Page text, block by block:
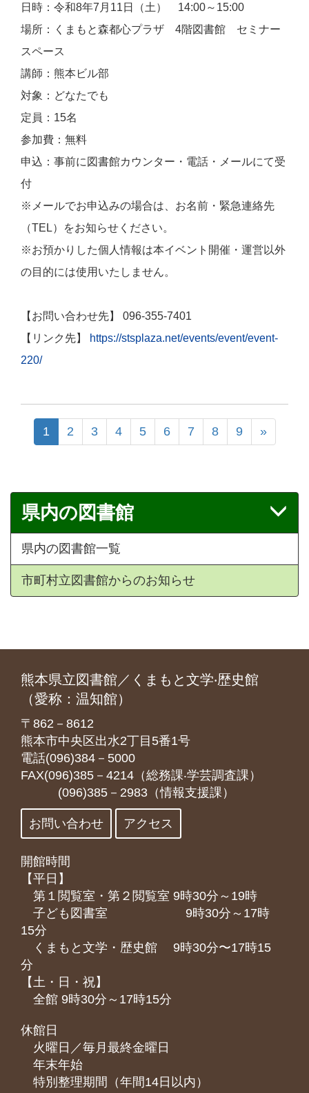
日時：令和8年7月11日（土） 14:00～15:00
場所：くまもと森都心プラザ 4階図書館 セミナー
スペース
講師：熊本ビル部
対象：どなたでも
定員：15名
参加費：無料
申込：事前に図書館カウンター・電話・メールにて受
付
※メールでお申込みの場合は、お名前・緊急連絡先
（TEL）をお知らせください。
※お預かりした個人情報は本イベント開催・運営以外
の目的には使用いたしません。
【お問い合わせ先】 096-355-7401
【リンク先】
https://stsplaza.net/events/event/event-
220/
1 2 3 4 5 6 7 8 9 »
県内の図書館
県内の図書館一覧
市町村立図書館からのお知らせ
熊本県立図書館／くまもと文学‧歴史館
（愛称：温知館）
〒862－8612
熊本市中央区出水2丁目5番1号
電話(096)384－5000
FAX(096)385－4214（総務課‧学芸調査課）
(096)385－2983（情報支援課）
お問い合わせ アクセス
開館時間
【平日】
第１閲覧室・第２閲覧室 9時30分～19時
子ども図書室 9時30分～17時
15分
くまもと⽂学・歴史館 9時30分〜17時15
分
【土・日・祝】
全館 9時30分～17時15分
休館日
火曜日／毎月最終金曜日
年末年始
特別整理期間（年間14日以内）